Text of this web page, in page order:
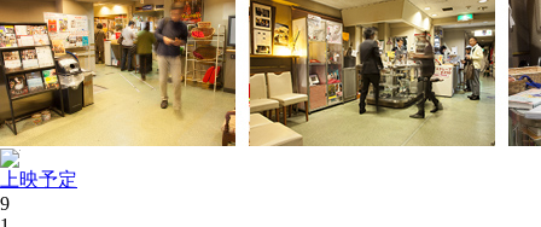
上映予定
9